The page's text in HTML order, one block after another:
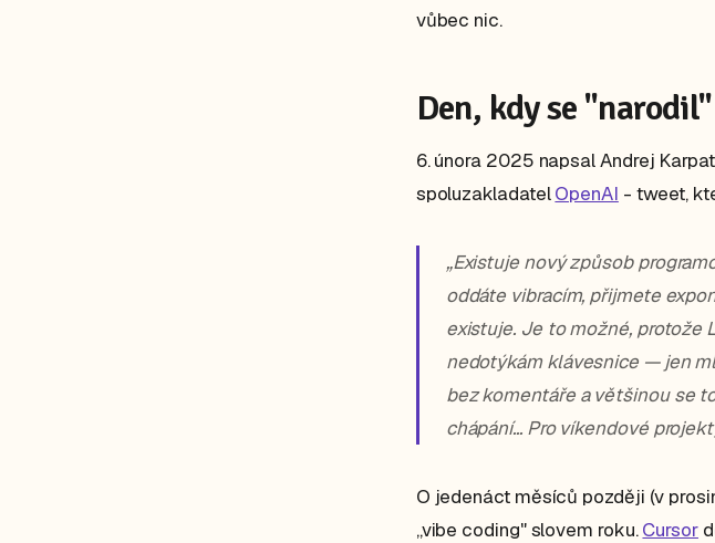
vůbec nic.
Den, kdy se
6. února 2025 napsal Andrej
spoluzakladatelOpenAI - tweet,
„Existuje nový způsob
oddáte vibracím, přijmete
existuje. Je to možné, protože
nedotýkám klávesnice — jen
bez komentáře a většinou se
chápání... Pro víkendové
O jedenáct měsíců později (v
„vibe coding" slovem roku.Cursor